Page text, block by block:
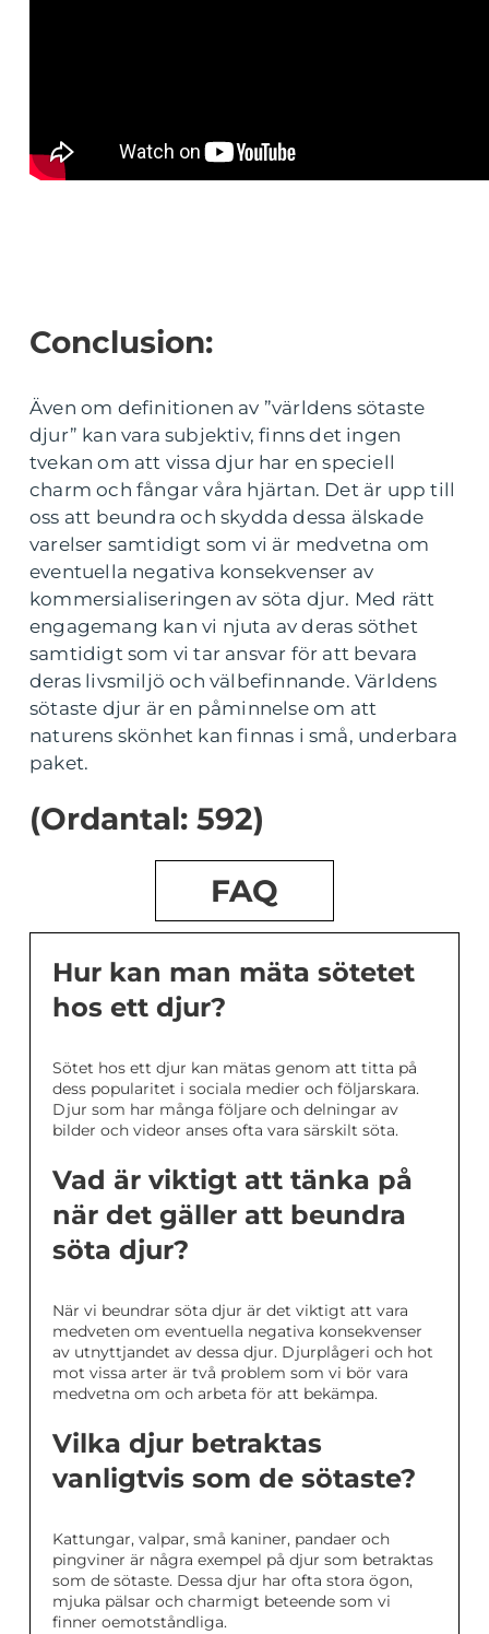
Conclusion:
Även om definitionen av ”världens sötaste
djur” kan vara subjektiv, finns det ingen
tvekan om att vissa djur har en speciell
charm och fångar våra hjärtan. Det är upp till
oss att beundra och skydda dessa älskade
varelser samtidigt som vi är medvetna om
eventuella negativa konsekvenser av
kommersialiseringen av söta djur. Med rätt
engagemang kan vi njuta av deras söthet
samtidigt som vi tar ansvar för att bevara
deras livsmiljö och välbefinnande. Världens
sötaste djur är en påminnelse om att
naturens skönhet kan finnas i små, underbara
paket.
(Ordantal: 592)
FAQ
Hur kan man mäta sötetet
hos ett djur?
Sötet hos ett djur kan mätas genom att titta på
dess popularitet i sociala medier och följarskara.
Djur som har många följare och delningar av
bilder och videor anses ofta vara särskilt söta.
Vad är viktigt att tänka på
när det gäller att beundra
söta djur?
När vi beundrar söta djur är det viktigt att vara
medveten om eventuella negativa konsekvenser
av utnyttjandet av dessa djur. Djurplågeri och hot
mot vissa arter är två problem som vi bör vara
medvetna om och arbeta för att bekämpa.
Vilka djur betraktas
vanligtvis som de sötaste?
Kattungar, valpar, små kaniner, pandaer och
pingviner är några exempel på djur som betraktas
som de sötaste. Dessa djur har ofta stora ögon,
mjuka pälsar och charmigt beteende som vi
finner oemotståndliga.